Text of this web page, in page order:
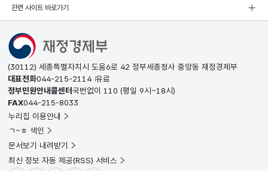
관련 사이트 바로가기
(30112) 세종특별자치시 도움6로 42 정부세종청사 중앙동 재정경제부
대표전화044-215-2114 유료
정부민원안내콜센터국번없이 110 (평일 9시~18시)
FAX044-215-8033
누리집 이용안내
ㄱ~ㅎ 색인
문서보기 내려받기
최신 정보 자동 제공(RSS) 서비스